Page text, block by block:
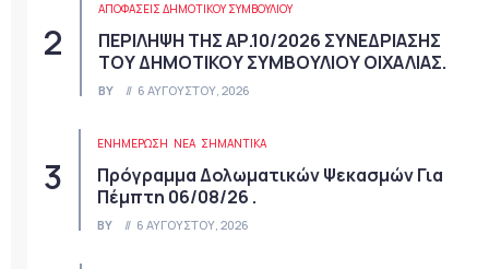
ΑΠΟΦΆΣΕΙΣ ΔΗΜΟΤΙΚΟΎ ΣΥΜΒΟΥΛΊΟΥ
ΠΕΡΙΛΗΨΗ ΤΗΣ ΑΡ.10/2026 ΣΥΝΕΔΡΙΑΣΗΣ
ΤΟΥ ΔΗΜΟΤΙΚΟΥ ΣΥΜΒΟΥΛΙΟΥ ΟΙΧΑΛΙΑΣ.
BY 6 ΑΥΓΟΎΣΤΟΥ, 2026
ΕΝΗΜΕΡΩΣΗ ΝΈΑ ΣΗΜΑΝΤΙΚΆ
Πρόγραμμα Δολωματικών Ψεκασμών Για
Πέμπτη 06/08/26 .
BY 6 ΑΥΓΟΎΣΤΟΥ, 2026